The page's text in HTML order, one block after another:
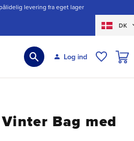
levering fra eget lager
DK
Log ind
Bag med